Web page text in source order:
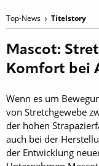
Top-News Titelstory
Mascot:
Komfort bei
Wenn es um
von Stretchgewebe
der hohen
auch bei der
der Entwicklung